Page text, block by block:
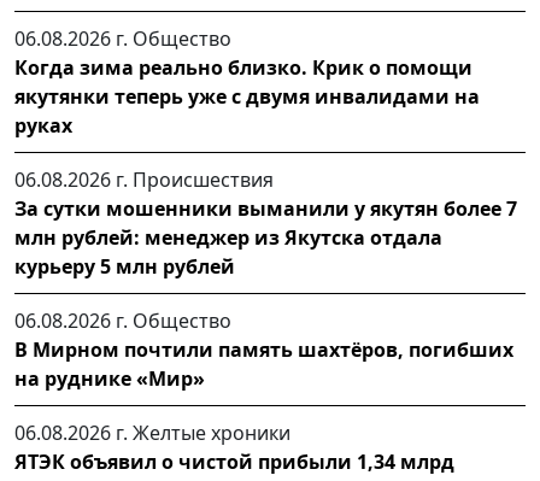
06.08.2026 г. Общество
Когда зима реально близко. Крик о помощи
якутянки теперь уже с двумя инвалидами на
руках
06.08.2026 г. Происшествия
За сутки мошенники выманили у якутян более 7
млн рублей: менеджер из Якутска отдала
курьеру 5 млн рублей
06.08.2026 г. Общество
В Мирном почтили память шахтёров, погибших
на руднике «Мир»
06.08.2026 г. Желтые хроники
ЯТЭК объявил о чистой прибыли 1,34 млрд